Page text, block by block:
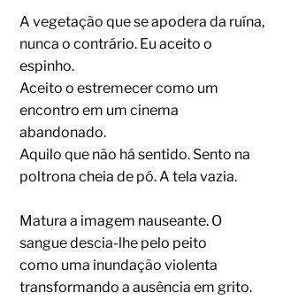
A vegetação que se apodera da ruína,
nunca o contrário. Eu aceito o
espinho.
Aceito o estremecer como um
encontro em um cinema
abandonado.
Aquilo que não há sentido. Sento na
poltrona cheia de pó. A tela vazia.
Matura a imagem nauseante. O
sangue descia-lhe pelo peito
como uma inundação violenta
transformando a ausência em grito.